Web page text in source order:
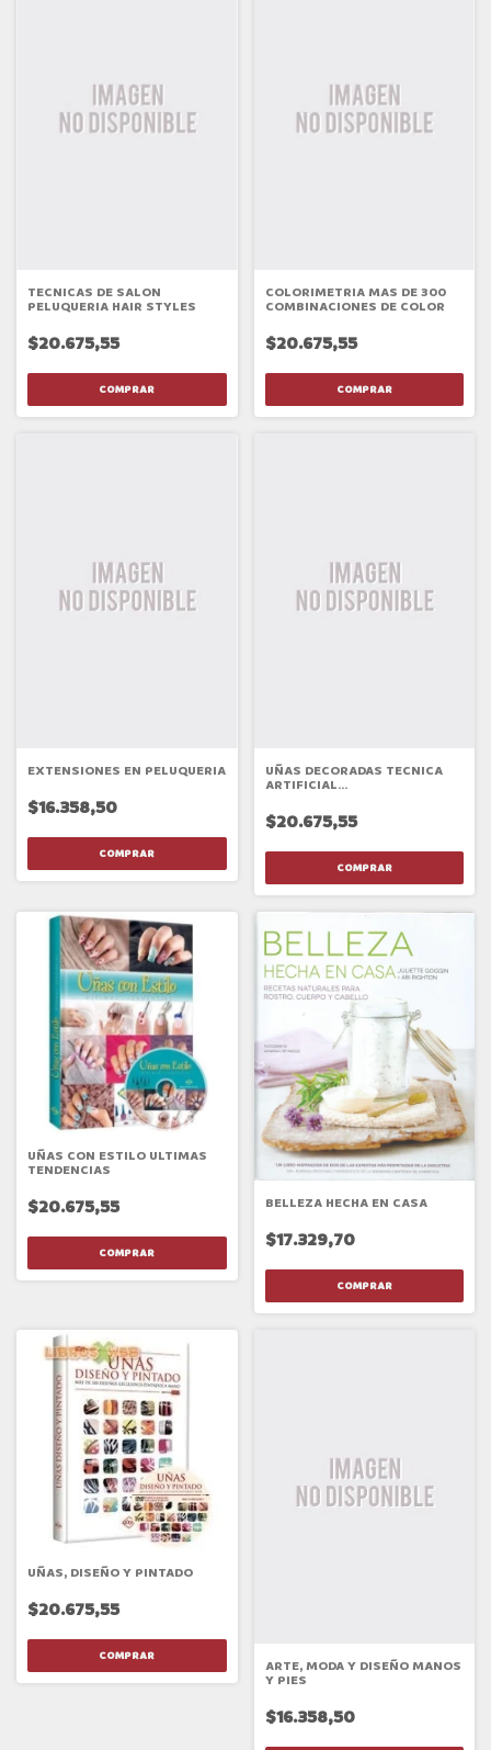
TECNICAS DE SALON
PELUQUERIA HAIR STYLES
$20.675,55
COLORIMETRIA MAS DE 300
COMBINACIONES DE COLOR
$20.675,55
EXTENSIONES EN PELUQUERIA
$16.358,50
UÑAS DECORADAS TECNICA
ARTIFICIAL
PINCELADA
$20.675,55
UÑAS CON ESTILO ULTIMAS
TENDENCIAS
$20.675,55 BELLEZA HECHA EN CASA
$17.329,70
UÑAS, DISEÑO Y PINTADO
$20.675,55
ARTE, MODA Y DISEÑO MANOS
Y PIES
$16.358,50